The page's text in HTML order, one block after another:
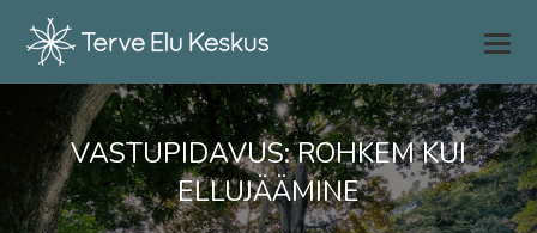
VASTUPIDAVUS: ROHKEM KUI
ELLUJÄÄMINE